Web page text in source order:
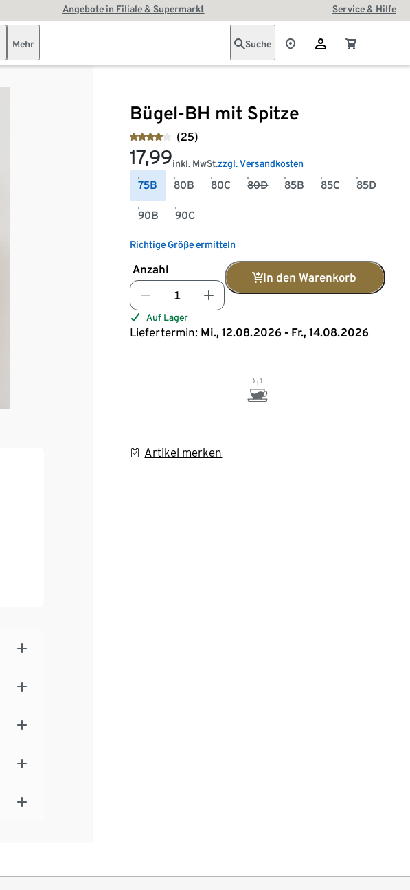
Angebote in Filiale & Supermarkt Service & Hilfe
Mehr Suche
Bügel-BH mit Spitze
(25)
17,99inkl. MwSt.zzgl. Versandkosten
75B 80B 80C 80D 85B 85C 85D
90B 90C
Richtige Größe ermitteln
Anzahl
In den Warenkorb
Auf Lager
Liefertermin: Mi., 12.08.2026 - Fr., 14.08.2026
Artikel merken